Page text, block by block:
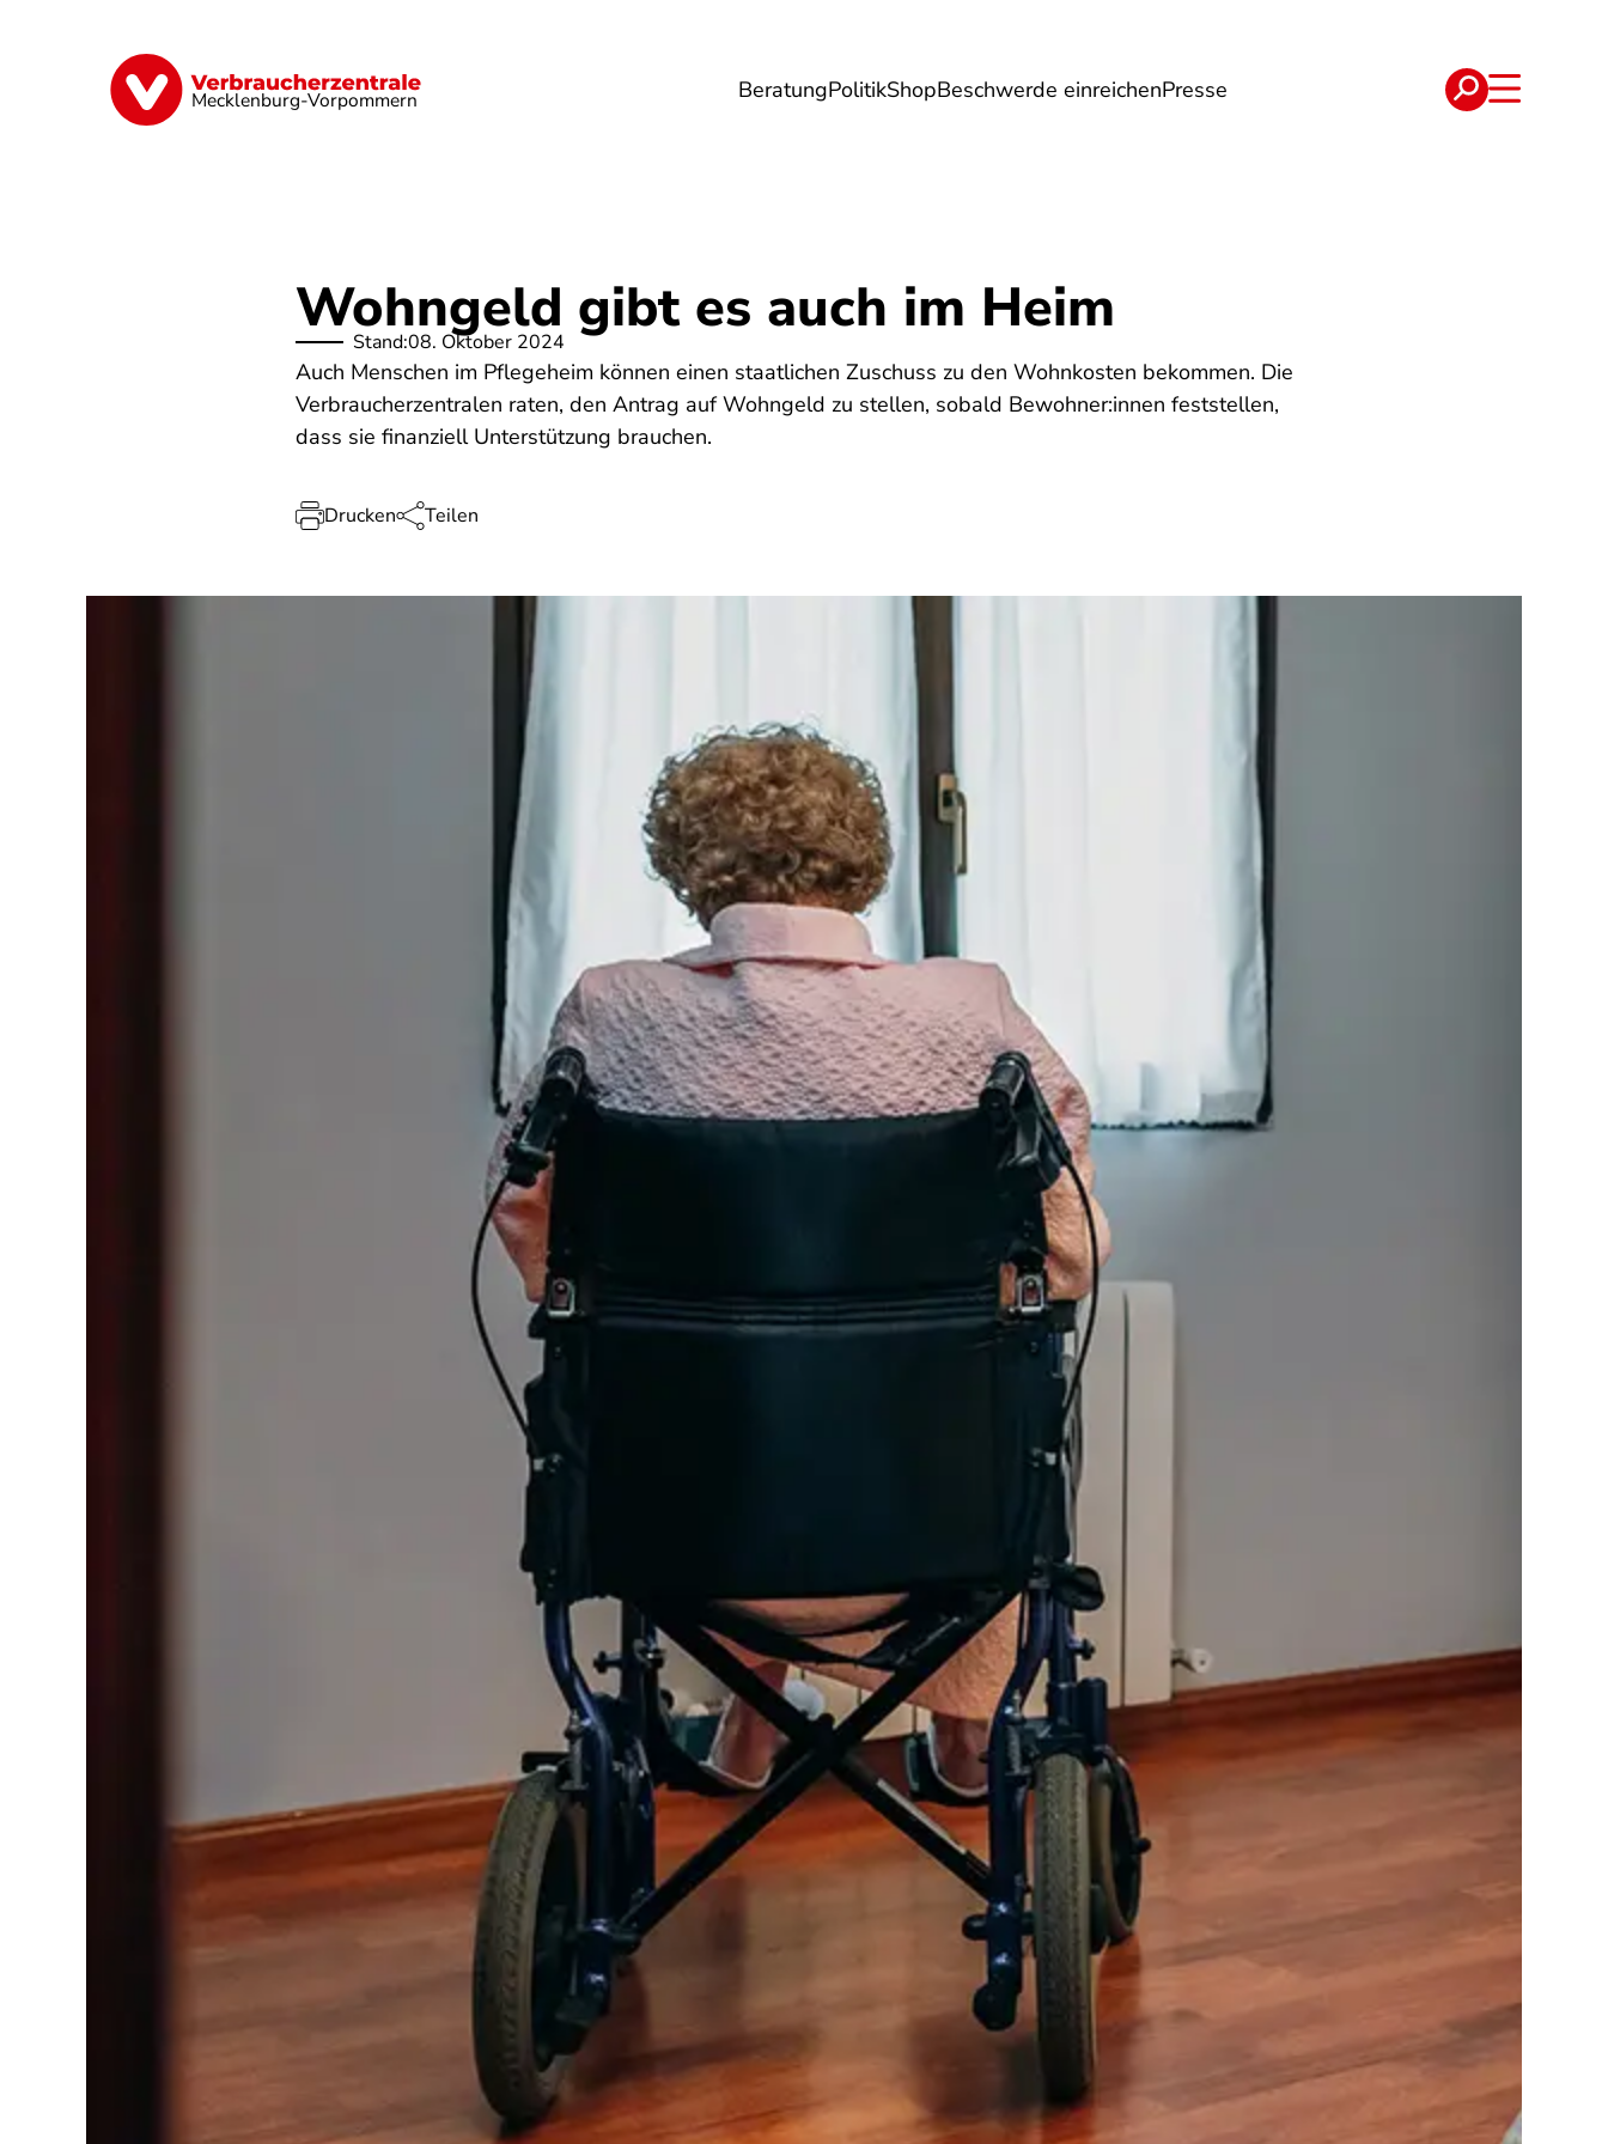
Mecklenburg-Vorpommern BeratungPolitikShopBeschwerde einreichenPresse
Finanzen Digitales Lebensmittel Gesundheit Energie Reise Verträge
Wohngeld gibt es auch im Heim
Stand:08. Oktober 2024
Auch Menschen im Pflegeheim können einen staatlichen Zuschuss zu den Wohnkosten bekommen. Die
Verbraucherzentralen raten, den Antrag auf Wohngeld zu stellen, sobald Bewohner:innen feststellen,
dass sie finanziell Unterstützung brauchen.
Drucken Teilen